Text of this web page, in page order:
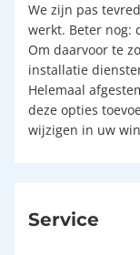
We zijn pas
werkt. Beter nog:
Om daarvoor te
installatie
Helemaal
deze opties
wijzigen in uw
Service